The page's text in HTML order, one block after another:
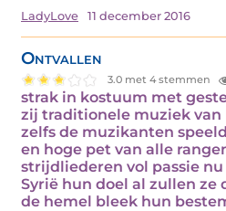
LadyLove 11 december 2016
Ontvallen
3.0 met 4 stemmen
strak in kostuum met
zij traditionele muziek van
zelfs de muzikanten
en hoge pet van alle
strijdliederen vol passie
Syrië hun doel al zullen ze
de hemel bleek hun